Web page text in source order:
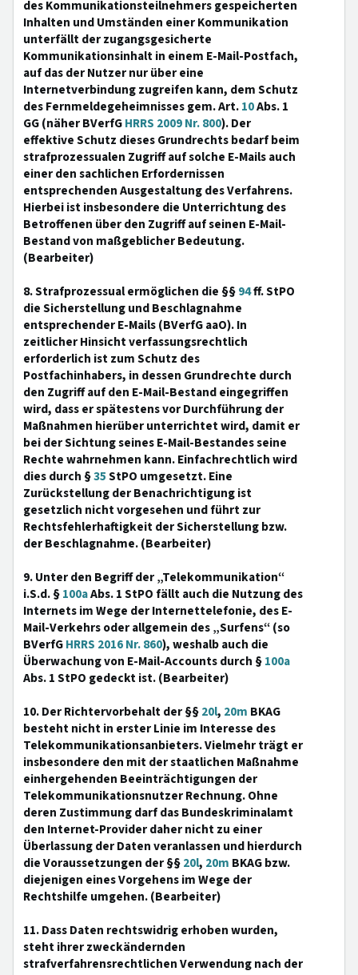
des Kommunikationsteilnehmers gespeicherten
Inhalten und Umständen einer Kommunikation
unterfällt der zugangsgesicherte
Kommunikationsinhalt in einem E-Mail-Postfach,
auf das der Nutzer nur über eine
Internetverbindung zugreifen kann, dem Schutz
des Fernmeldegeheimnisses gem. Art.10Abs. 1
GG (näher BVerfGHRRS 2009 Nr. 800). Der
effektive Schutz dieses Grundrechts bedarf beim
strafprozessualen Zugriff auf solche E-Mails auch
einer den sachlichen Erfordernissen
entsprechenden Ausgestaltung des Verfahrens.
Hierbei ist insbesondere die Unterrichtung des
Betroffenen über den Zugriff auf seinen E-Mail-
Bestand von maßgeblicher Bedeutung.
(Bearbeiter)
8. Strafprozessual ermöglichen die §§94ff. StPO
die Sicherstellung und Beschlagnahme
entsprechender E-Mails (BVerfG aaO). In
zeitlicher Hinsicht verfassungsrechtlich
erforderlich ist zum Schutz des
Postfachinhabers, in dessen Grundrechte durch
den Zugriff auf den E-Mail-Bestand eingegriffen
wird, dass er spätestens vor Durchführung der
Maßnahmen hierüber unterrichtet wird, damit er
bei der Sichtung seines E-Mail-Bestandes seine
Rechte wahrnehmen kann. Einfachrechtlich wird
dies durch §35StPO umgesetzt. Eine
Zurückstellung der Benachrichtigung ist
gesetzlich nicht vorgesehen und führt zur
Rechtsfehlerhaftigkeit der Sicherstellung bzw.
der Beschlagnahme. (Bearbeiter)
9. Unter den Begriff der „Telekommunikation“
i.S.d. §100aAbs. 1 StPO fällt auch die Nutzung des
Internets im Wege der Internettelefonie, des E-
Mail-Verkehrs oder allgemein des „Surfens“ (so
BVerfGHRRS 2016 Nr. 860), weshalb auch die
Überwachung von E-Mail-Accounts durch §100a
Abs. 1 StPO gedeckt ist. (Bearbeiter)
10. Der Richtervorbehalt der §§20l, 20m BKAG
besteht nicht in erster Linie im Interesse des
Telekommunikationsanbieters. Vielmehr trägt er
insbesondere den mit der staatlichen Maßnahme
einhergehenden Beeinträchtigungen der
Telekommunikationsnutzer Rechnung. Ohne
deren Zustimmung darf das Bundeskriminalamt
den Internet-Provider daher nicht zu einer
Überlassung der Daten veranlassen und hierdurch
die Voraussetzungen der §§20l, 20m BKAG bzw.
diejenigen eines Vorgehens im Wege der
Rechtshilfe umgehen. (Bearbeiter)
11. Dass Daten rechtswidrig erhoben wurden,
steht ihrer zweckändernden
strafverfahrensrechtlichen Verwendung nach der